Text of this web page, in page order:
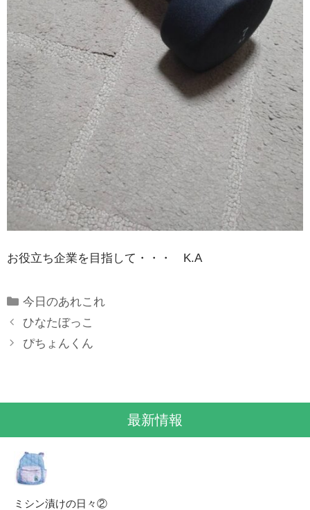
お役立ち企業を目指して・・・ K.A
Categories
今日のあれこれ
ひなたぼっこ
ぴちょんくん
最新情報
ミシン漬けの日々②